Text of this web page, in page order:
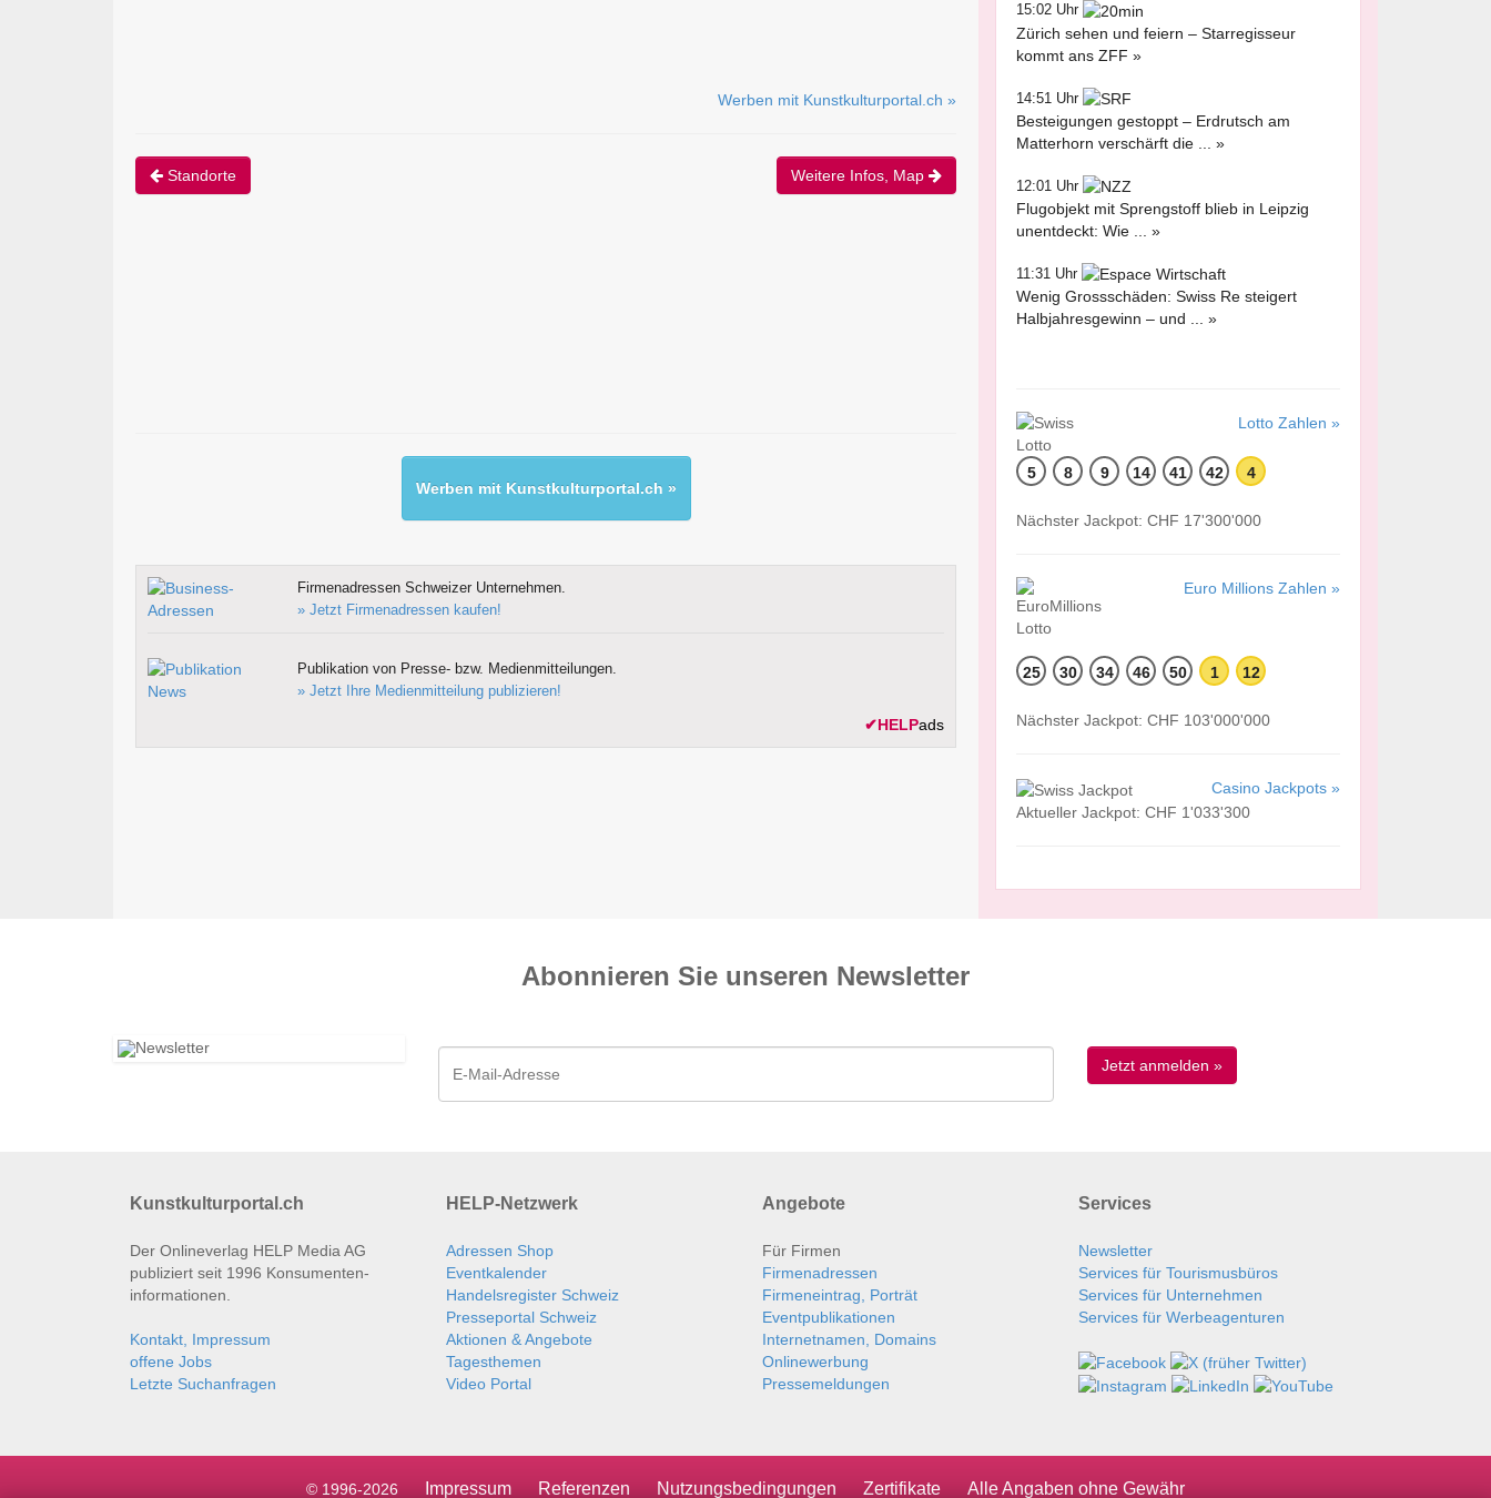
Werben mit Kunstkulturportal.ch »
Standorte Weitere Infos, Map
Werben mit Kunstkulturportal.ch »
Firmenadressen Schweizer Unternehmen.
» Jetzt Firmenadressen kaufen!
Publikation von Presse- bzw. Medienmitteilungen.
» Jetzt Ihre Medienmitteilung publizieren!
✔HELPads
15:02 Uhr
Zürich sehen und feiern – Starregisseur
kommt ans ZFF »
14:51 Uhr
Besteigungen gestoppt – Erdrutsch am
Matterhorn verschärft die ... »
12:01 Uhr
Flugobjekt mit Sprengstoff blieb in Leipzig
unentdeckt: Wie ... »
11:31 Uhr
Wenig Grossschäden: Swiss Re steigert
Halbjahresgewinn – und ... »
Lotto Zahlen »
5 8 9 14 41 42 4
Nächster Jackpot: CHF 17'300'000
Euro Millions Zahlen »
25 30 34 46 50 1 12
Nächster Jackpot: CHF 103'000'000
Casino Jackpots »
Aktueller Jackpot: CHF 1'033'300
Abonnieren Sie unseren News­letter
Kunstkulturportal.ch
Der Onlineverlag HELP Media AG
publiziert seit 1996 Konsumenten­
informationen.
Kontakt, Impressum
offene Jobs
Letzte Suchanfragen
HELP-Netzwerk
Adressen Shop
Eventkalender
Handelsregister Schweiz
Presseportal Schweiz
Aktionen & Angebote
Tagesthemen
Video Portal
Angebote
Für Firmen
Firmenadressen
Firmeneintrag, Porträt
Eventpublikationen
Internetnamen, Domains
Onlinewerbung
Pressemeldungen
Services
Newsletter
Services für Tourismusbüros
Services für Unternehmen
Services für Werbeagenturen
© 1996-2026 Impressum Referenzen Nutzungsbedingungen Zertifikate Alle Angaben ohne Gewähr